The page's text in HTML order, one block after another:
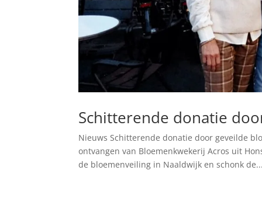
Schitterende donatie
Nieuws Schitterende donatie door geveilde
ontvangen van Bloemenkwekerij Acros uit
de bloemenveiling in Naaldwijk en schonk de...